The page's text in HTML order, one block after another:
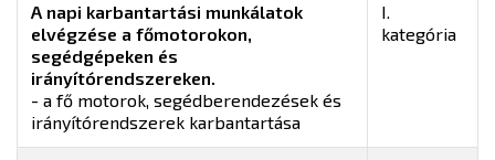
A napi karbantartási munkálatok
elvégzése a főmotorokon,
segédgépeken és
irányítórendszereken.
- a fő motorok, segédberendezések és
irányítórendszerek karbantartása
I.
kategória